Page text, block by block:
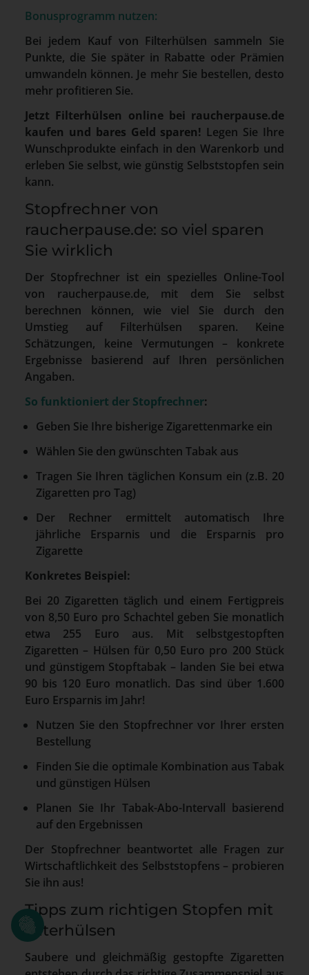
Bonusprogramm nutzen:
Bei jedem Kauf von Filterhülsen sammeln Sie
Punkte, die Sie später in Rabatte oder Prämien
umwandeln können. Je mehr Sie bestellen, desto
mehr profitieren Sie.
Jetzt Filterhülsen online bei raucherpause.de
kaufen und bares Geld sparen! Legen Sie Ihre
Wunschprodukte einfach in den Warenkorb und
erleben Sie selbst, wie günstig Selbststopfen sein
kann.
Stopfrechner von
raucherpause.de: so viel sparen
Sie wirklich
Der Stopfrechner ist ein spezielles Online-Tool
von raucherpause.de, mit dem Sie selbst
berechnen können, wie viel Sie durch den
Umstieg auf Filterhülsen sparen. Keine
Schätzungen, keine Vermutungen – konkrete
Ergebnisse basierend auf Ihren persönlichen
Angaben.
So funktioniert der Stopfrechner:
Geben Sie Ihre bisherige Zigarettenmarke ein
Wählen Sie den gwünschten Tabak aus
Tragen Sie Ihren täglichen Konsum ein (z.B. 20
Zigaretten pro Tag)
Der Rechner ermittelt automatisch Ihre
jährliche Ersparnis und die Ersparnis pro
Zigarette
Konkretes Beispiel:
Bei 20 Zigaretten täglich und einem Fertigpreis
von 8,50 Euro pro Schachtel geben Sie monatlich
etwa 255 Euro aus. Mit selbstgestopften
Zigaretten – Hülsen für 0,50 Euro pro 200 Stück
und günstigem Stopftabak – landen Sie bei etwa
90 bis 120 Euro monatlich. Das sind über 1.600
Euro Ersparnis im Jahr!
Nutzen Sie den Stopfrechner vor Ihrer ersten
Bestellung
Finden Sie die optimale Kombination aus Tabak
und günstigen Hülsen
Planen Sie Ihr Tabak-Abo-Intervall basierend
auf den Ergebnissen
Der Stopfrechner beantwortet alle Fragen zur
Wirtschaftlichkeit des Selbststopfens – probieren
Sie ihn aus!
Tipps zum richtigen Stopfen mit
Filterhülsen
Saubere und gleichmäßig gestopfte Zigaretten